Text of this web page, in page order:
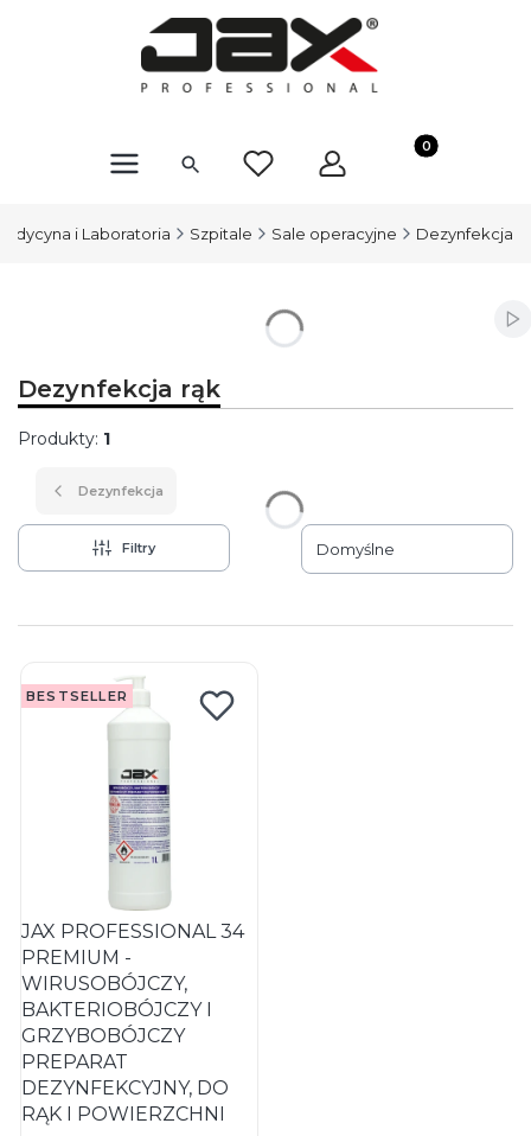
Produkty w
i Laboratoria Szpitale Sale operacyjne Dezynfekcja
Dezynfekcja rąk
Produkty: 1
Dezynfekcja
Filtry Domyślne
BESTSELLER
JAX PROFESSIONAL 34
PREMIUM -
WIRUSOBÓJCZY,
BAKTERIOBÓJCZY I
GRZYBOBÓJCZY
PREPARAT
DEZYNFEKCYJNY, DO
RĄK I POWIERZCHNI